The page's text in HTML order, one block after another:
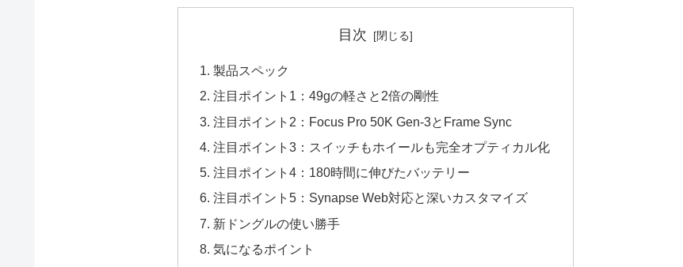
目次
製品スペック
注目ポイント1：49gの軽さと2倍の剛性
注目ポイント2：Focus Pro 50K Gen-3とFrame Sync
注目ポイント3：スイッチもホイールも完全オプティカル化
注目ポイント4：180時間に伸びたバッテリー
注目ポイント5：Synapse Web対応と深いカスタマイズ
新ドングルの使い勝手
気になるポイント